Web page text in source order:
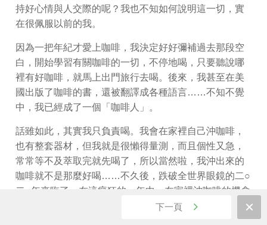
持好心情與人交際的呢？我也不知如何說明這一切，實
在很佩服以前的我。
因為一把年紀才愛上咖啡，我決定好好彌補過去那段空
白，開始學習有關咖啡的一切，不停地喝，只要聽說哪
裡有好咖啡，就馬上出門旅行去喝。後來，我甚至在美
國出版了咖啡的書，還被翻譯成各種語言……不知不覺
中，我已經成了一個「咖啡人」。
話雖如此，其實我只負責喝。我會在家裡自己沖咖啡，
也有整套器材，但我就是很懶得量測，而且個性又急，
常常等不及萃取完就先喝了，所以當然啦，我沖出來的
咖啡就不是那麼好喝……不久後，跌破全世界眼鏡的二○
二○年來臨了，在這瘋狂的一年中，在家裡沖咖啡的機會
變多了，於是我決定向過去的隨便與急性子說再見，從
頭好好學習手沖咖啡！也因為希望讓更多人擁有更加豐
下一頁